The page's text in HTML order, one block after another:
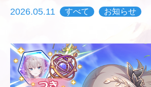
2026.05.11 すべて お知らせ